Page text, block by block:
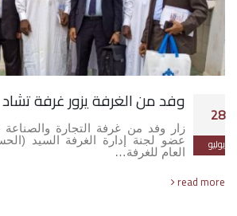
28
يوليو
وفد من الغرفة يزور غرفة تشاد
زار وفد من غرفة التجارة
عضو لجنة إدارة الغرفة السيد
العام للغرفة…
read more